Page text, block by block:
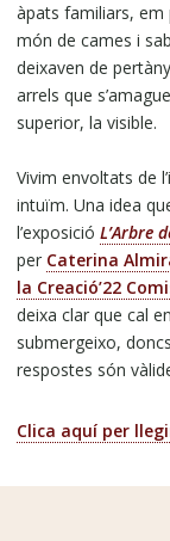
àpats familiars, em
món de cames i
deixaven de
arrels que
superior, la visible.
Vivim envoltats de
intuïm. Una idea
l’exposició L’Arbre
per Caterina
la Creació’22
deixa clar que cal
submergeixo,
respostes són
Clica aquí per